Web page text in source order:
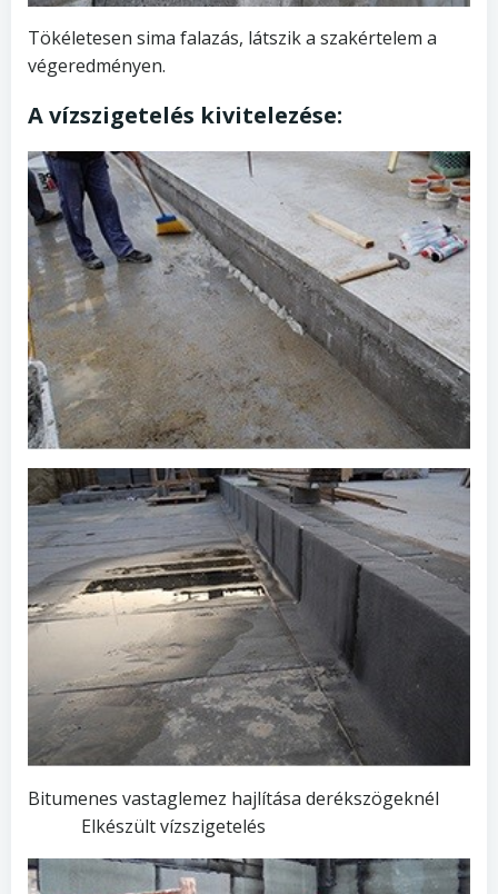
Tökéletesen sima falazás, látszik a szakértelem a
végeredményen.
A vízszigetelés kivitelezése:
Bitumenes vastaglemez hajlítása derékszögeknél
Elkészült vízszigetelés